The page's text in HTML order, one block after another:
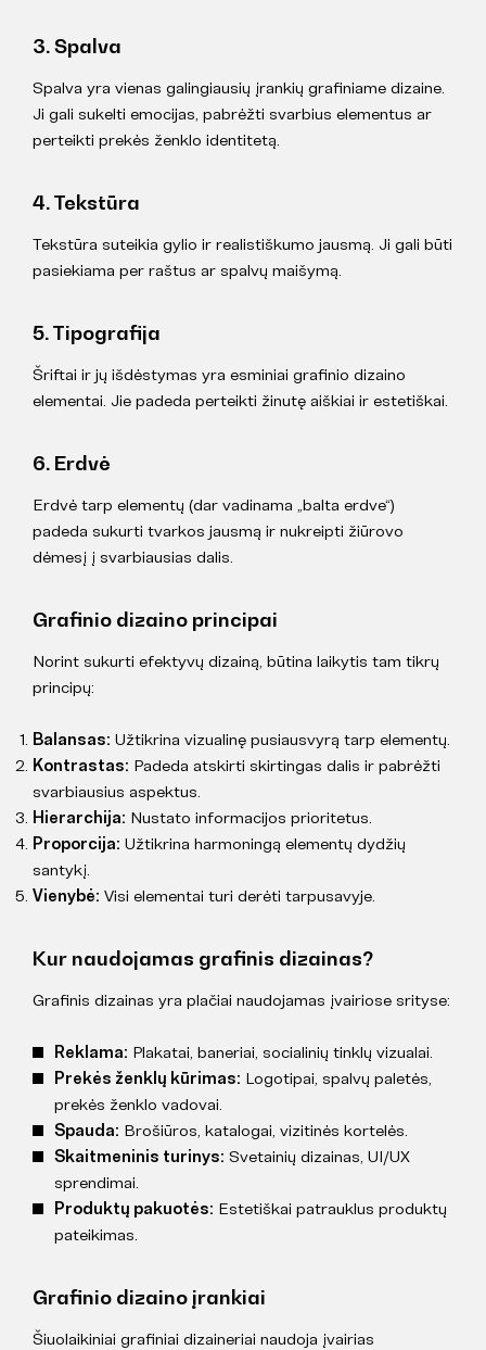
3. Spalva
Spalva yra vienas galingiausių įrankių grafiniame dizaine.
Ji gali sukelti emocijas, pabrėžti svarbius elementus ar
perteikti prekės ženklo identitetą.
4. Tekstūra
Tekstūra suteikia gylio ir realistiškumo jausmą. Ji gali būti
pasiekiama per raštus ar spalvų maišymą.
5. Tipografija
Šriftai ir jų išdėstymas yra esminiai grafinio dizaino
elementai. Jie padeda perteikti žinutę aiškiai ir estetiškai.
6. Erdvė
Erdvė tarp elementų (dar vadinama „balta erdve“)
padeda sukurti tvarkos jausmą ir nukreipti žiūrovo
dėmesį į svarbiausias dalis.
Grafinio dizaino principai
Norint sukurti efektyvų dizainą, būtina laikytis tam tikrų
principų:
Balansas: Užtikrina vizualinę pusiausvyrą tarp elementų.
Kontrastas: Padeda atskirti skirtingas dalis ir pabrėžti
svarbiausius aspektus.
Hierarchija: Nustato informacijos prioritetus.
Proporcija: Užtikrina harmoningą elementų dydžių
santykį.
Vienybė: Visi elementai turi derėti tarpusavyje.
Kur naudojamas grafinis dizainas?
Grafinis dizainas yra plačiai naudojamas įvairiose srityse:
Reklama: Plakatai, baneriai, socialinių tinklų vizualai.
Prekės ženklų kūrimas: Logotipai, spalvų paletės,
prekės ženklo vadovai.
Spauda: Brošiūros, katalogai, vizitinės kortelės.
Skaitmeninis turinys: Svetainių dizainas, UI/UX
sprendimai.
Produktų pakuotės: Estetiškai patrauklus produktų
pateikimas.
Grafinio dizaino įrankiai
Šiuolaikiniai grafiniai dizaineriai naudoja įvairias